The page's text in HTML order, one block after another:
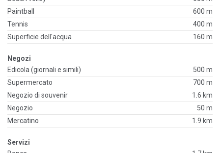
Paintball
600 m
Tennis
400 m
Superficie dell'acqua
160 m
Negozi
Edicola (giornali e simili)
500 m
Supermercato
700 m
Negozio di souvenir
1.6 km
Negozio
50 m
Mercatino
1.9 km
Servizi